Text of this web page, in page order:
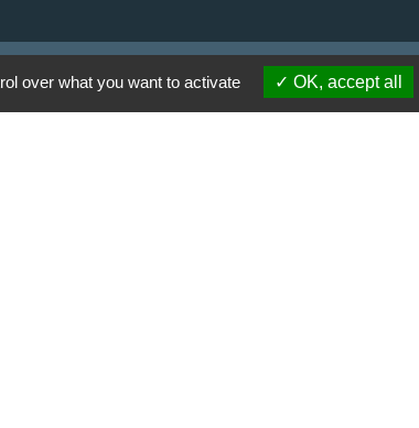
over what you want to activate OK, accept all